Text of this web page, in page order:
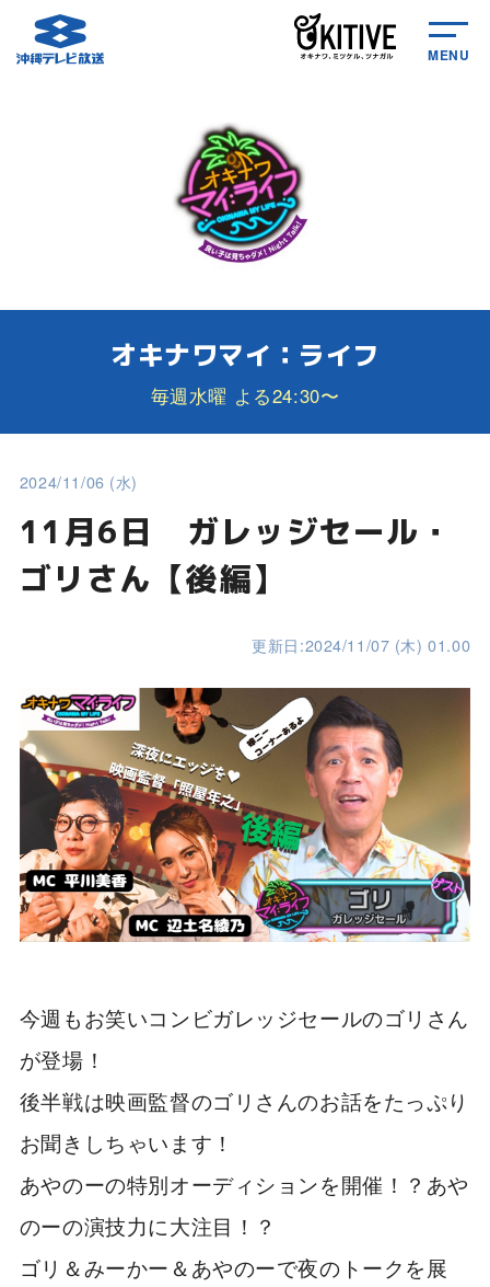
MENU
オキナワマイ：ライフ
毎週水曜 よる24:30〜
2024/11/06 (水)
11月6日 ガレッジセール・
ゴリさん【後編】
更新日:2024/11/07 (木) 01.00
今週もお笑いコンビガレッジセールのゴリさん
が登場！
後半戦は映画監督のゴリさんのお話をたっぷり
お聞きしちゃいます！
あやのーの特別オーディションを開催！？あや
のーの演技力に大注目！？
ゴリ＆みーかー＆あやのーで夜のトークを展